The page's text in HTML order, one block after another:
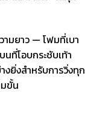
มยาว — โฟมที่เบา
ที่โอบกระชับเท้า
งยิ่งสำหรับการวิ่งทุก
ขั้น